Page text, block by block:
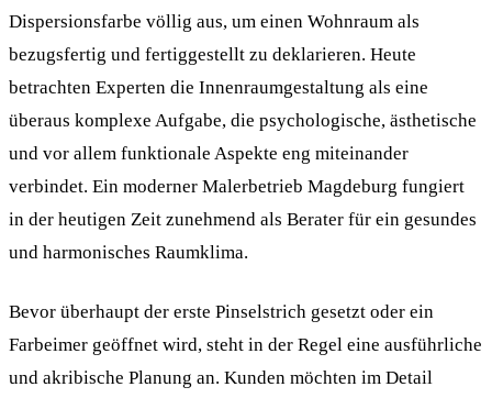
Dispersionsfarbe völlig aus, um einen Wohnraum als
bezugsfertig und fertiggestellt zu deklarieren. Heute
betrachten Experten die Innenraumgestaltung als eine
überaus komplexe Aufgabe, die psychologische, ästhetische
und vor allem funktionale Aspekte eng miteinander
verbindet. Ein moderner Malerbetrieb Magdeburg fungiert
in der heutigen Zeit zunehmend als Berater für ein gesundes
und harmonisches Raumklima.
Bevor überhaupt der erste Pinselstrich gesetzt oder ein
Farbeimer geöffnet wird, steht in der Regel eine ausführliche
und akribische Planung an. Kunden möchten im Detail